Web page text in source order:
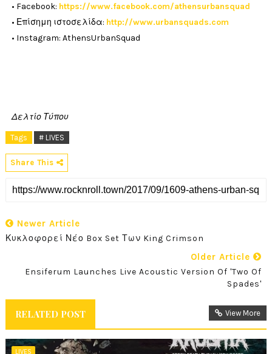
• Facebook: https://www.facebook.com/athensurbansquad
• Επίσημη ιστοσελίδα: http://www.urbansquads.com
• Instagram: AthensUrbanSquad
Δελτίο Τύπου
Tags # LIVES
Share This
Newer Article
Κυκλοφορεί Νέο Box Set Των King Crimson
Older Article
Ensiferum Launches Live Acoustic Version Of 'Two Of
Spades'
RELATED POST View More
LIVES